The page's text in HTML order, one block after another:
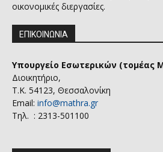
οικονομικές διεργασίες.
ΕΠΙΚΟΙΝΩΝΙΑ
Υπουργείο Εσωτερικών (τομέας
Διοικητήριο,
Τ.Κ. 54123, Θεσσαλονίκη
Email: info@mathra.gr
Τηλ. : 2313-501100